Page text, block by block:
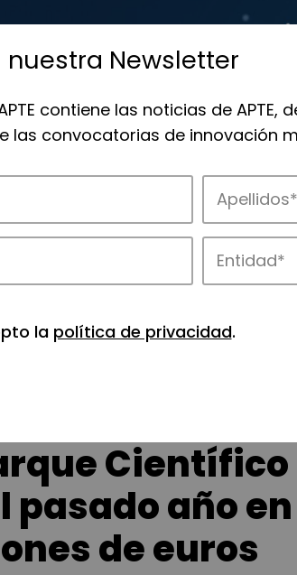
APTE y sus parques
Científico
año en
de euros
Newsletter
contiene las noticias de APTE,
las convocatorias de innovación
la política de privacidad.